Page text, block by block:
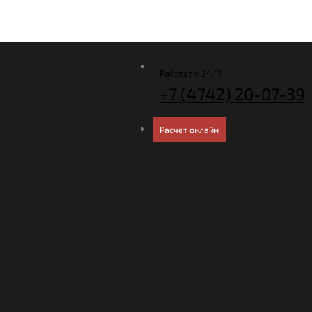
Работаем 24/7:
+7 (4742) 20-07-39
Расчет онлайн